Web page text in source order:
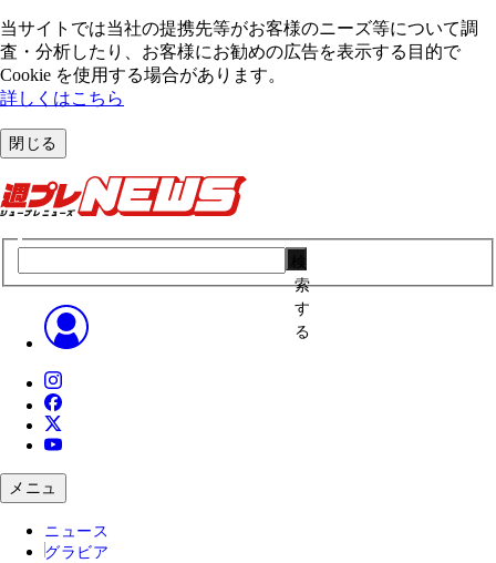
当サイトでは当社の提携先等がお客様のニーズ等について調
査・分析したり、お客様にお勧めの広告を表⽰する⽬的で
Cookie を使⽤する場合があります。
詳しくはこちら
閉じる
索
す
る
メニュ
ニュース
グラビア